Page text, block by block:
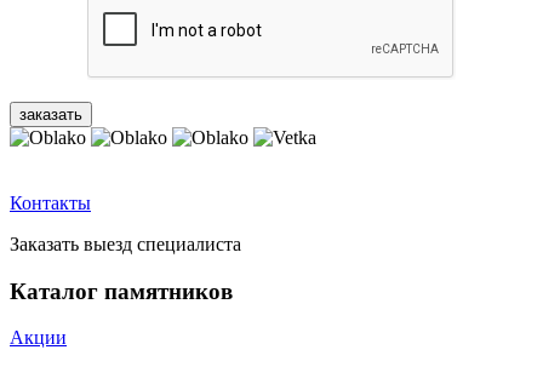
Контакты
Заказать выезд специалиста
Каталог памятников
Акции